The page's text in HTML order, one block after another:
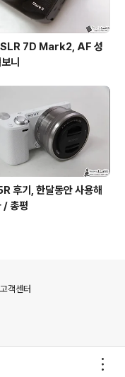
7D Mark2, AF 성
니
후기, 한달동안 사용해
/ 총평
고객센터